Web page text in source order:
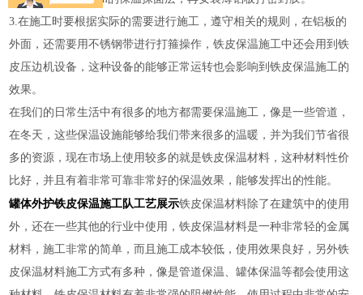
3.在施工时要根据实际的需要进行施工，遵守相关的规则，在铝板的
外面，还需要用不锈钢带进行打箍操作，铁皮保温施工中还会用到铁
皮压边机设备，这种设备的能够正常运转也会影响到铁皮保温施工的
效果。
在我们的日常生活中有很多的地方都需要保温施工，像是一些管道，
在冬天，这些保温设施能够给我们带来很多的温暖，并为我们节省很
多的资源，现在市场上使用较多的就是铁皮保温材料，这种材料性价
比好，并且有着非常可靠非常好的保温效果，能够发挥出的性能。
罐体外护铁皮保温施工队工艺展示铁皮保温材料除了在建筑中的使用
外，还在一些其他的行业中使用，铁皮保温材料是一种非常轻的金属
材料，施工非常的简单，而且施工成本较低，使用效果良好，另外铁
皮保温材料施工方式有多种，像是管道保温、罐体保温等都会使用这